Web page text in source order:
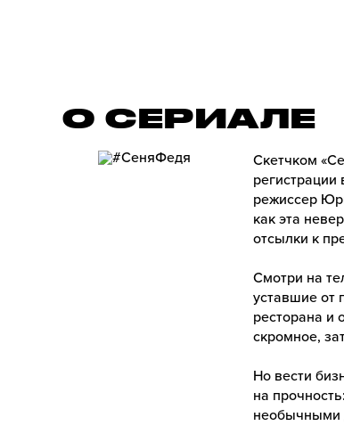
О СЕРИАЛE
Скетчком
режиссер
как эта
отсылки к
Смотри на
уставшие от
ресторана и
скромное,
Но вести
на
необычными